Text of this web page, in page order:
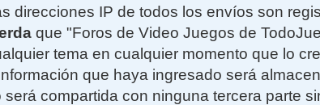
direcciones IP de todos los envíos son
que "Foros de Video Juegos de
tema en cualquier momento que lo
que haya ingresado será
compartida con ninguna tercera parte